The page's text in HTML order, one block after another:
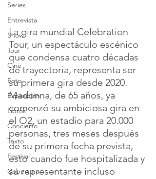
Series
Entrevista
Show
Tour
Cine
Foto
Exposición
Libros
Concierto
Texto
Festival
Cobertura
La gira mundial Celebration
Tour, un espectáculo escénico
que condensa cuatro décadas
de trayectoria, representa ser
su primera gira desde 2020.
Madonna, de 65 años, ya
comenzó su ambiciosa gira en
el O2, un estadio para 20.000
personas, tres meses después
de su primera fecha prevista,
esto cuando fue hospitalizada y
su representante incluso